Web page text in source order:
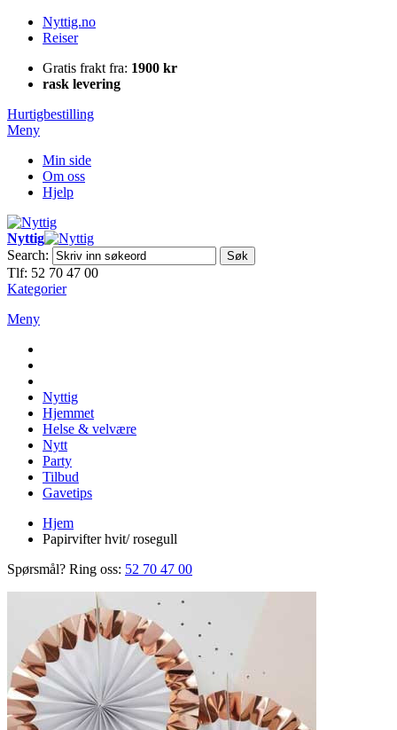
Nyttig.no
Reiser
Gratis frakt fra: 1900 kr
rask levering
Hurtigbestilling
Meny
Min side
Om oss
Hjelp
Nyttig
Search:
Søk
Tlf: 52 70 47 00
Kategorier
Meny
Nyttig
Hjemmet
Helse & velvære
Nytt
Party
Tilbud
Gavetips
Hjem
Papirvifter hvit/ rosegull
Spørsmål? Ring oss: 52 70 47 00